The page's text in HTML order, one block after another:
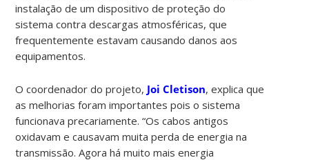
instalação de um dispositivo de proteção do
sistema contra descargas atmosféricas, que
frequentemente estavam causando danos aos
equipamentos.
O coordenador do projeto, Joi Cletison, explica que
as melhorias foram importantes pois o sistema
funcionava precariamente. “Os cabos antigos
oxidavam e causavam muita perda de energia na
transmissão. Agora há muito mais energia